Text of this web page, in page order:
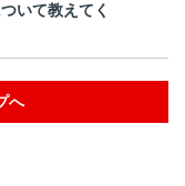
いて教えてく
へ